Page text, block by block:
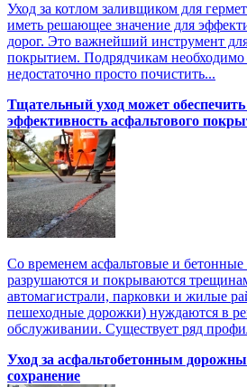
Уход за котлом заливщиком для
иметь решающее значение для
дорог. Это важнейший инструмент
покрытием. Подрядчикам необходимо
недостаточно просто почистить...
Тщательный уход может
эффективность асфальтового
Со временем асфальтовые и бетонные
разрушаются и покрываются
автомагистрали, парковки и жилые
пешеходные дорожки) нуждаются в
обслуживании. Существует ряд
Уход за асфальтобетонным
сохранение